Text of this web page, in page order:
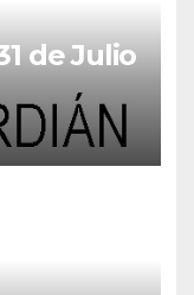
de Julio